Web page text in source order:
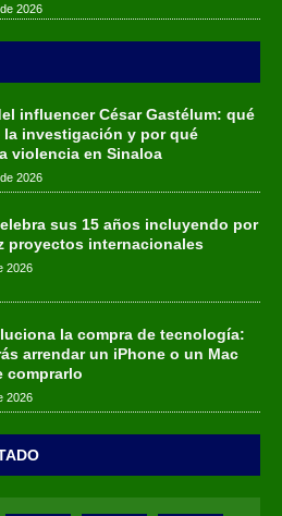
2026
influencer César Gastélum: qué
la investigación y por qué
violencia en Sinaloa
2026
sus 15 años incluyendo por
proyectos internacionales
2026
la compra de tecnología:
arrendar un iPhone o un Mac
comprarlo
2026